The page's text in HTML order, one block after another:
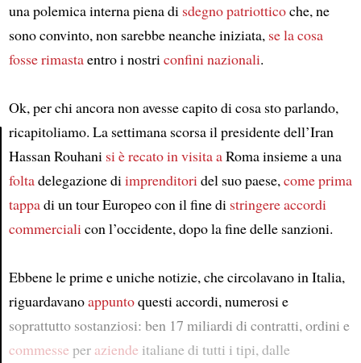
Article
una polemica interna piena di sdegno patriotticoche, ne
sono convinto, non sarebbe neanche iniziata, se la cosa
fosse rimastaentro i nostriconfini nazionali.
Ok, per chi ancora non avesse capito di cosa sto parlando,
ricapitoliamo. La settimana scorsa il presidente dell’Iran
Hassan Rouhani si è recato in visita aRoma insieme a una
foltadelegazione diimprenditoridel suo paese,come prima
tappadi un tour Europeo con il fine di stringere accordi
commercialicon l’occidente, dopo la fine delle sanzioni.
Ebbene le prime e uniche notizie, che circolavano in Italia,
riguardavanoappuntoquesti accordi, numerosi e
soprattutto sostanziosi: ben 17 miliardi di contratti, ordini e
commesse per aziende italiane di tutti i tipi, dalle